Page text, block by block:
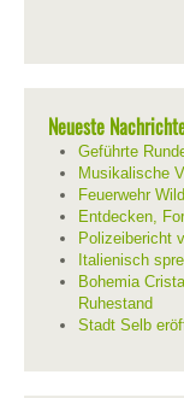
Neueste
Geführte
Musikalische
Feuerwehr
Entdecken,
Polizeibericht
Italienisch
Bohemia
Ruhestand
Stadt Selb